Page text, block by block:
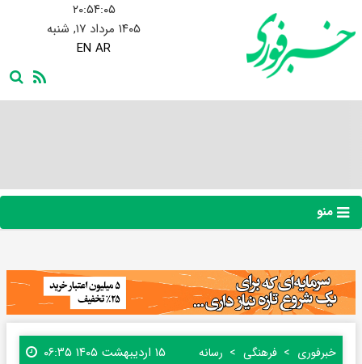
۲۰:۵۴:۰۶
۱۴۰۵ مرداد ۱۷, شنبه
EN AR
منو
خبرفوری فرهنگی رسانه ۱۵ اردیبهشت ۱۴۰۵ ۰۶:۳۵